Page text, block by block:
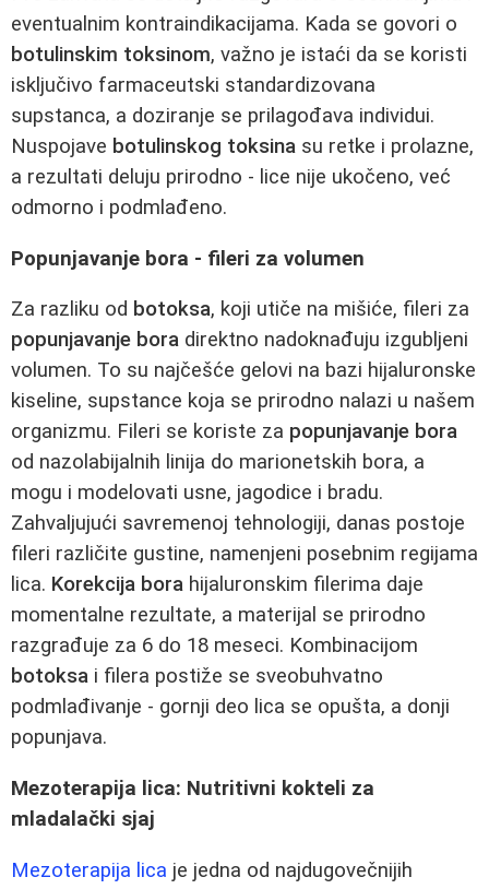
eventualnim kontraindikacijama. Kada se govori o
botulinskim toksinom, važno je istaći da se koristi
isključivo farmaceutski standardizovana
supstanca, a doziranje se prilagođava individui.
Nuspojave botulinskog toksina su retke i prolazne,
a rezultati deluju prirodno - lice nije ukočeno, već
odmorno i podmlađeno.
Popunjavanje bora - fileri za volumen
Za razliku od botoksa, koji utiče na mišiće, fileri za
popunjavanje bora direktno nadoknađuju izgubljeni
volumen. To su najčešće gelovi na bazi hijaluronske
kiseline, supstance koja se prirodno nalazi u našem
organizmu. Fileri se koriste za popunjavanje bora
od nazolabijalnih linija do marionetskih bora, a
mogu i modelovati usne, jagodice i bradu.
Zahvaljujući savremenoj tehnologiji, danas postoje
fileri različite gustine, namenjeni posebnim regijama
lica. Korekcija bora hijaluronskim filerima daje
momentalne rezultate, a materijal se prirodno
razgrađuje za 6 do 18 meseci. Kombinacijom
botoksa i filera postiže se sveobuhvatno
podmlađivanje - gornji deo lica se opušta, a donji
popunjava.
Mezoterapija lica: Nutritivni kokteli za
mladalački sjaj
Mezoterapija lica je jedna od najdugovečnijih